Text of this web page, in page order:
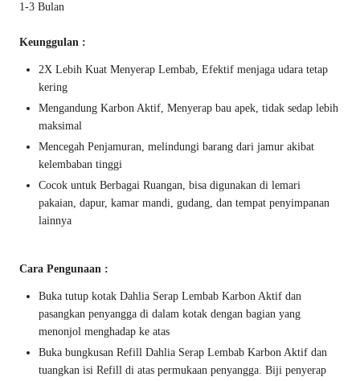
1-3 Bulan
Keunggulan :
2X Lebih Kuat Menyerap Lembab, Efektif menjaga udara tetap
kering
Mengandung Karbon Aktif, Menyerap bau apek, tidak sedap lebih
maksimal
Mencegah Penjamuran, melindungi barang dari jamur akibat
kelembaban tinggi
Cocok untuk Berbagai Ruangan, bisa digunakan di lemari
pakaian, dapur, kamar mandi, gudang, dan tempat penyimpanan
lainnya
Cara Pengunaan :
Buka tutup kotak Dahlia Serap Lembab Karbon Aktif dan
pasangkan penyangga di dalam kotak dengan bagian yang
menonjol menghadap ke atas
Buka bungkusan Refill Dahlia Serap Lembab Karbon Aktif dan
tuangkan isi Refill di atas permukaan penyangga. Biji penyerap